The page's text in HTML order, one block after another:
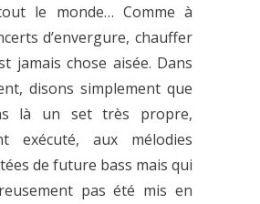
le monde… Comme à
d’envergure, chauffer
jamais chose aisée. Dans
disons simplement que
là un set très propre,
exécuté, aux mélodies
de future bass mais qui
pas été mis en